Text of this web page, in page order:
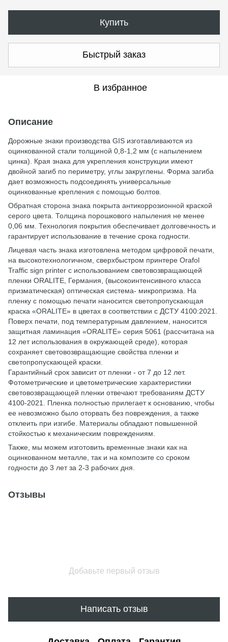
Купить
Быстрый заказ
В избранное
Описание
Дорожные знаки производства GIS изготавливаются из
оцинкованной стали толщиной 0,8-1,2 мм (с напылением
цинка). Края знака для укрепления конструкции имеют
двойной загиб по периметру, углы закруглены. Форма загиба
дает возможность подсоединять универсальные
оцинкованные крепления с помощью болтов.
Обратная сторона знака покрыта антикоррозионной краской
серого цвета. Толщина порошкового напыления не менее
0,06 мм. Технология покрытия обеспечивает долговечность и
гарантирует использование в течение срока годности.
Лицевая часть знака изготовлена ​​методом цифровой печати,
на высокотехнологичном, сверхбыстром принтере Orafol
Traffic sign printer с использованием световозвращающей
пленки ORALITE, Германия, (высокоинтенсивного класса
призматическая) оптическая система- микропризма. На
пленку с помощью печати наносится светопропускающая
краска «ORALITE» в цветах в соответствии с ДСТУ 4100:2021.
Поверх печати, под температурным давлением, наносится
защитная ламинация «ORALITE» серия 5061 (рассчитана на
12 лет использования в окружающей среде), которая
сохраняет световозвращающие свойства пленки и
светопропускающей краски.
Гарантийный срок зависит от пленки - от 7 до 12 лет.
Фотометрические и цветометрические характеристики
световозвращающей пленки отвечают требованиям ДСТУ
4100-2021. Пленка полностью прилегает к основанию, чтобы
ее невозможно было оторвать без повреждения, а также
отклеить при изгибе. Материалы обладают повышенной
стойкостью к механическим повреждениям.
Также, мы можем изготовить временные знаки как на
оцинкованном металле, так и на композите со сроком
годности до 3 лет за 2-3 рабочих дня.
Отзывы
Добавьте первый отзыв
Написать отзыв